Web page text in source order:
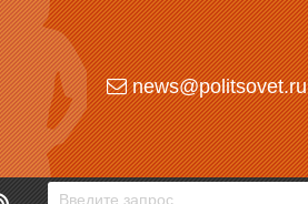
news@politsovet.ru